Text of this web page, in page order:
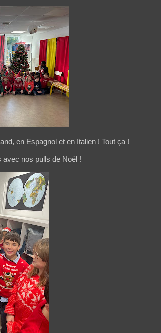
en Espagnol et en Italien ! Tout ça !
nos pulls de Noël !